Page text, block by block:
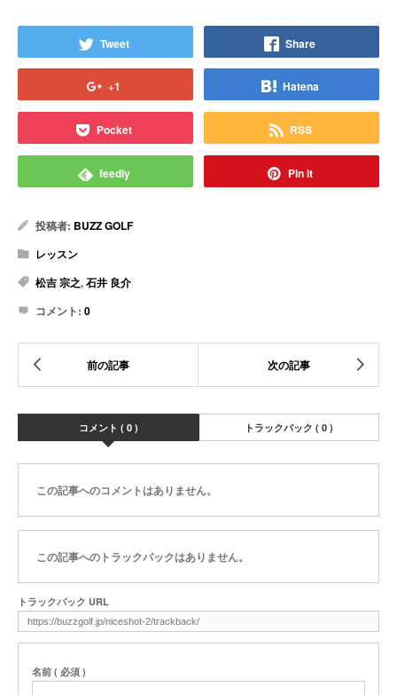
Tweet Share
+1 Hatena
Pocket RSS
feedly Pin it
投稿者: BUZZ GOLF
レッスン
松吉 宗之,石井 良介
コメント: 0
コメント ( 0 ) トラックバック ( 0 )
この記事へのコメントはありません。
この記事へのトラックバックはありません。
トラックバック URL
名前 ( 必須 )